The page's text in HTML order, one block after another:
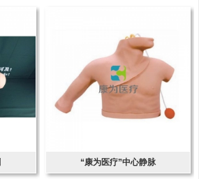
“康为医疗”中心静脉